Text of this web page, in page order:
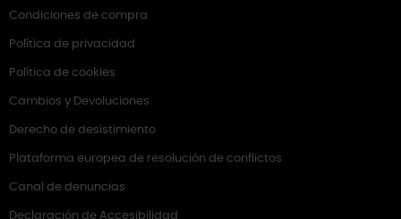
Condiciones de compra
Política de privacidad
Política de cookies
Cambios y Devoluciones
Derecho de desistimiento
Plataforma europea de resolución de conflictos
Canal de denuncias
Declaración de Accesibilidad